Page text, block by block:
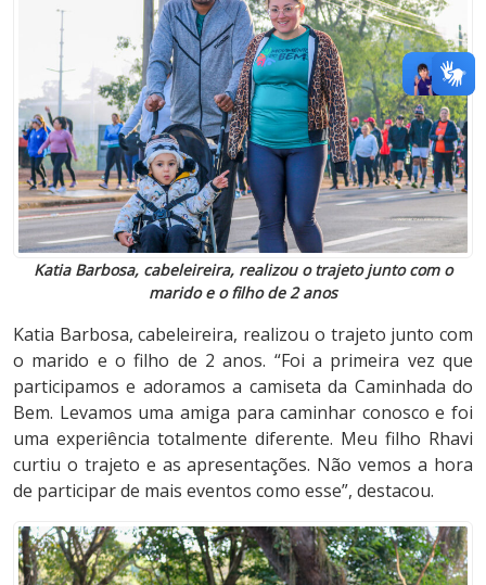
Katia Barbosa, cabeleireira, realizou o trajeto junto com o
marido e o filho de 2 anos
Katia Barbosa, cabeleireira, realizou o trajeto junto com
o marido e o filho de 2 anos. “Foi a primeira vez que
participamos e adoramos a camiseta da Caminhada do
Bem. Levamos uma amiga para caminhar conosco e foi
uma experiência totalmente diferente. Meu filho Rhavi
curtiu o trajeto e as apresentações. Não vemos a hora
de participar de mais eventos como esse”, destacou.